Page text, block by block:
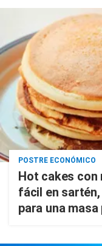
POSTRE ECONÓMICO
Hot cakes con
fácil en
para una